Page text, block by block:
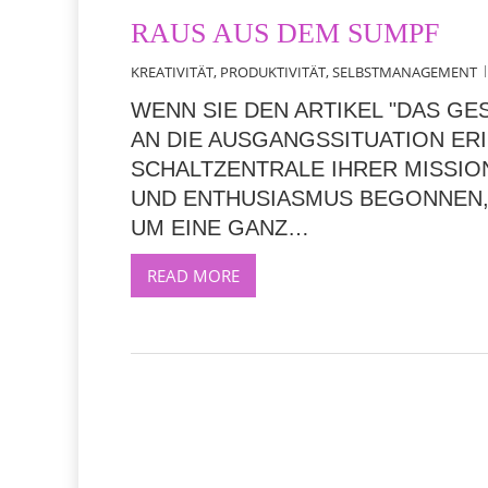
RAUS AUS DEM SUMPF
KREATIVITÄT, PRODUKTIVITÄT,SELBSTMANAGEMENT
WENN SIE DEN ARTIKEL "DAS
AN DIE AUSGANGSSITUATION
CHALTZENTRALE IHRER
ND ENTHUSIASMUS BEGONNEN,
M EINE GANZ…
READ MORE